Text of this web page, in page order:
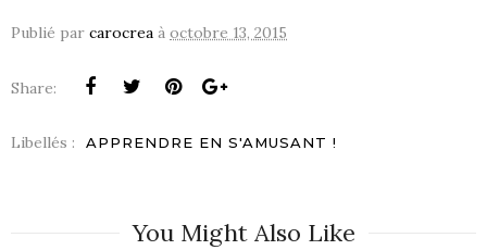
Publié par carocrea à octobre 13, 2015
Share:
Libellés : APPRENDRE EN S'AMUSANT !
You Might Also Like